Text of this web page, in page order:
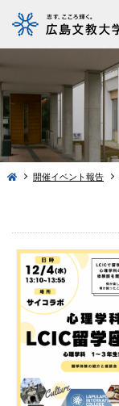
開催イベント報告